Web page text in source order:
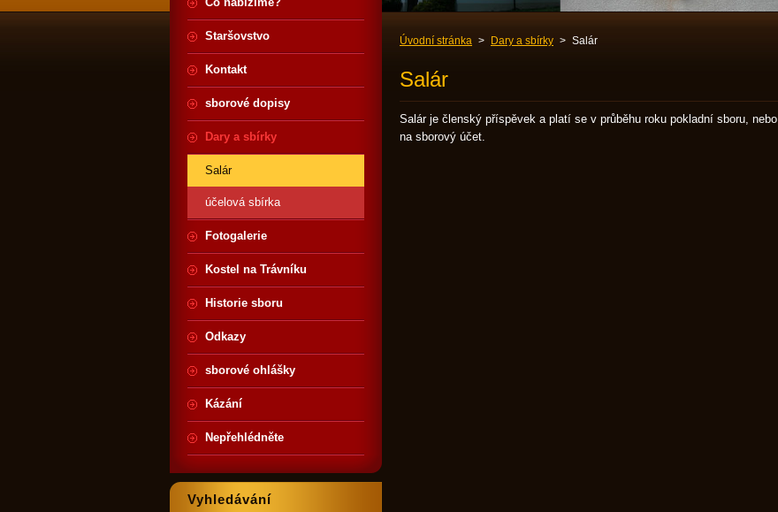
Úvodní stránka > Dary a sbírky > Salár
Salár
Salár je členský příspěvek a platí se v průběhu roku pokladní sboru, nebo
na sborový účet.
Staršovstvo
Kontakt
sborové dopisy
Dary a sbírky
Salár
účelová sbírka
Fotogalerie
Kostel na Trávníku
Historie sboru
Odkazy
sborové ohlášky
Kázání
Nepřehlédněte
Vyhledávání